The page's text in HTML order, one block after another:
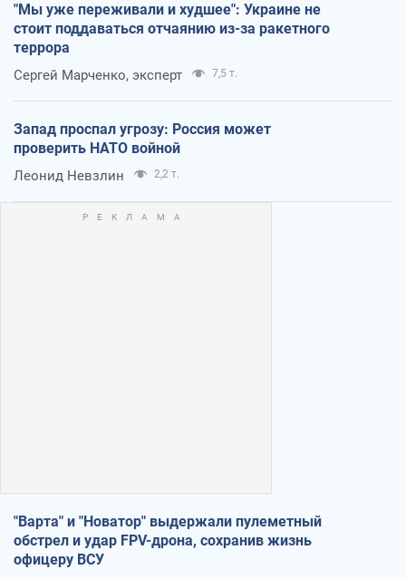
"Мы уже переживали и худшее": Украине не
стоит поддаваться отчаянию из-за ракетного
террора
Сергей Марченко, эксперт 7,5 т.
Запад проспал угрозу: Россия может
проверить НАТО войной
Леонид Невзлин 2,2 т.
"Варта" и "Новатор" выдержали пулеметный
обстрел и удар FPV-дрона, сохранив жизнь
офицеру ВСУ